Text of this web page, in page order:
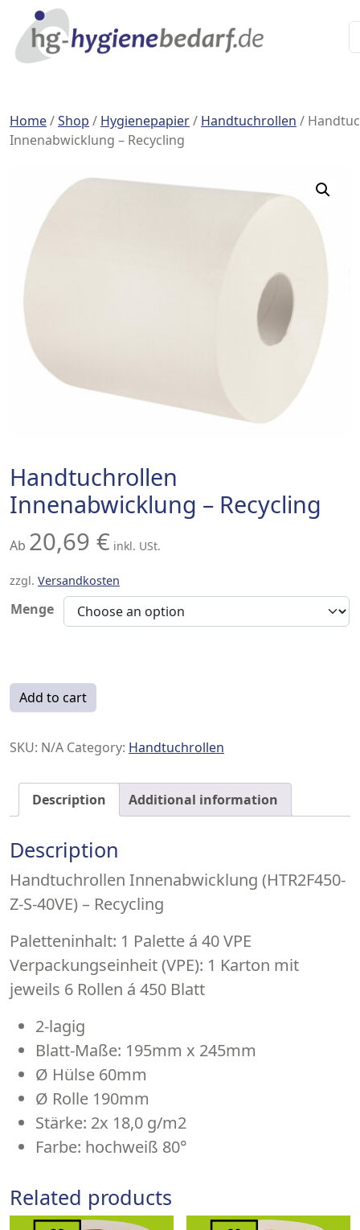
Home/Shop / Hygienepapier/ Handtuchrollen /
Innenabwicklung – Recycling
Handtuchrollen
Innenabwicklung – Recycling
Ab 20,69 € inkl. USt.
zzgl. Versandkosten
Menge
Handtuchrollen Innenabwicklung - Recycling quantity
Add to cart
SKU: N/A Category: Handtuchrollen
Description Additional information
Description
Handtuchrollen Innenabwicklung (HTR2F450-
Z-S-40VE) – Recycling
Paletteninhalt: 1 Palette á 40 VPE
Verpackungseinheit (VPE): 1 Karton mit
jeweils 6 Rollen á 450 Blatt
2-lagig
Blatt-Maße: 195mm x 245mm
Ø Hülse 60mm
Ø Rolle 190mm
Stärke: 2x 18,0 g/m2
Farbe: hochweiß 80°
Related products